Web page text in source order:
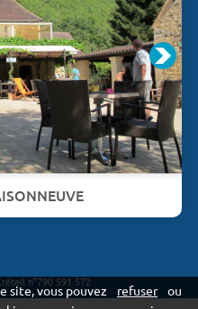
n°790 591 572
site, vous pouvez refuser
ou